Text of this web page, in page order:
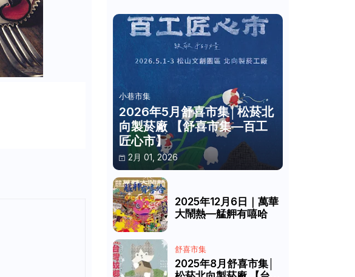
小巷市集
2026年5月舒喜市集│松菸北
向製菸廠 【舒喜市集—百工
匠心市】
2月 01, 2026
2025年12月6日｜萬華
大鬧熱—艋舺有嘻哈
舒喜市集
2025年8月舒喜市集│